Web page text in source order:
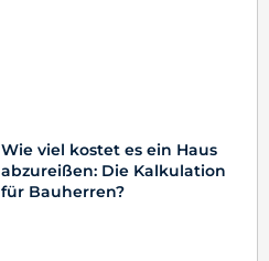
Wie viel kostet es ein Haus
abzureißen: Die Kalkulation
für Bauherren?